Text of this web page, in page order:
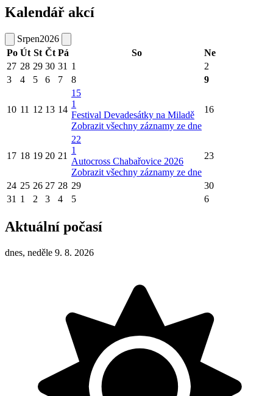
Kalendář akcí
Srpen2026
Po Út St Čt Pá So
Ne
27 28 29 30 31 1
2
3
4 5 6 7 8 9
10 11 12 13 14
15
1
Festival Devadesátky na Miladě
Zobrazit všechny záznamy ze dne
16
17 18 19 20 21
22
1
Autocross Chabařovice 2026
Zobrazit všechny záznamy ze dne
23
24 25 26 27 28 29
30
31 1 2 3 4 5 6
Aktuální počasí
dnes, neděle 9. 8. 2026